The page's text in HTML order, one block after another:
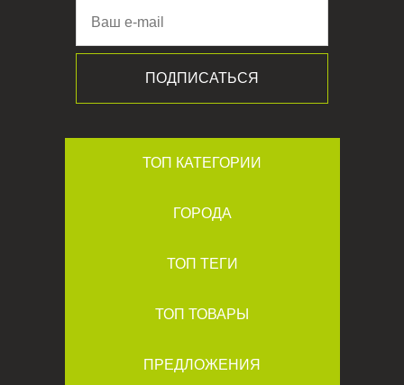
ТОП КАТЕГОРИИ
ГОРОДА
ТОП ТЕГИ
ТОП ТОВАРЫ
ПРЕДЛОЖЕНИЯ